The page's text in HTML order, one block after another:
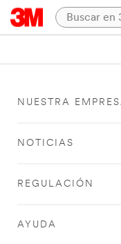
NUESTRA
NOTICIAS
REGULACIÓN
AYUDA